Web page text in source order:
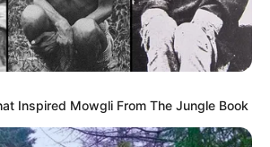
Inspired Mowgli From The Jungle Book